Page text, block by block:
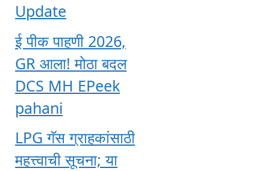
Update
ई पीक पाहणी 2026,
GR आला! मोठा बदल
DCS MH EPeek
pahani
LPG गॅस ग्राहकांसाठी
महत्त्वाची सूचना; या